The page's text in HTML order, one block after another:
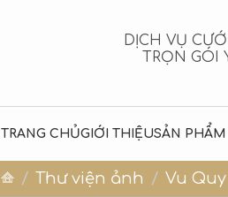
DỊCH VỤ
TRỌN GÓI
TRANG CHỦGIỚI THIỆUSẢN
Thư viện ảnh Vu